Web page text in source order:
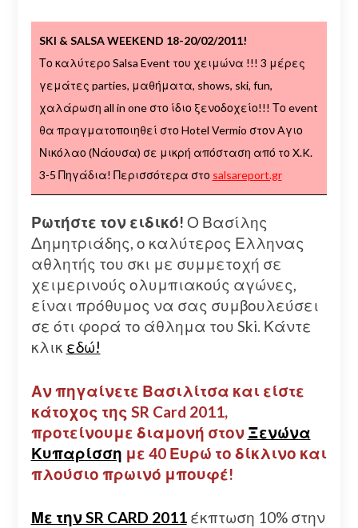
SKI & SALSA WEEKEND 18-20/02/2011!
Το καλύτερο Salsa Event του χειμώνα !!! 3 μέρες
γεμάτες parties, μαθήματα, shows, ski, fun,
χαλάρωση all in one στο ίδιο ξενοδοχείο!!! Το event
θα πραγματοποιηθεί στο Hotel Vermio στον Aγιο
Νικόλαο (Νάουσα) σε μικρή απόσταση από το X.K.
3-5 Πηγάδια! Περισσότερα στο salsareport.gr
Ρωτήστε τον ειδικό! Ο Βασίλης
Δημητριάδης, ο καλύτερος Ελληνας
αθλητής του σκι με συμμετοχή σε
χειμερινούς ολυμπιακούς αγώνες,
είναι πρόθυμος να σας συμβουλεύσει
σε ότι φορά το άθλημα του Ski. Κάντε
κλικ εδώ!
Αν πηγαίνετε Βασιλίτσα και είστε
κάτοχος της SR Card 2011,
προτείνουμε διαμονή στον Ξενώνα
Κυπαρίσση με 40 Ευρώ το δίκλινο και
πλούσιο πρωινό μπουφέ!
Με την SR CARD 2011έκπτωση 10% στην